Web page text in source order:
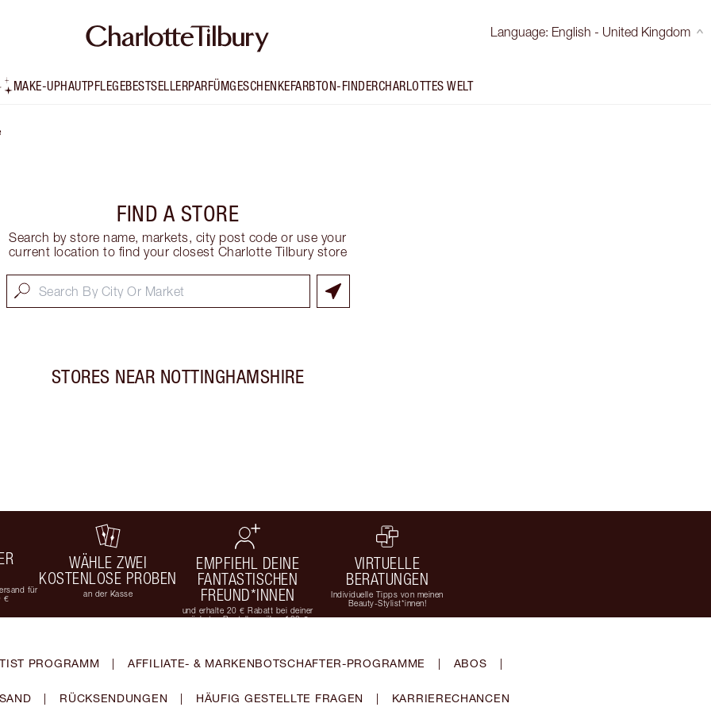
Language: English - United Kingdom
MAKE-UPHAUTPFLEGEBESTSELLERPARFÜMGESCHENKEFARBTON-FINDERCHARLOTTES WELT
FIND A STORE
Search by store name, markets, city post code or use your
current location to find your closest Charlotte Tilbury store
STORES NEAR NOTTINGHAMSHIRE
für
€
WÄHLE ZWEI
KOSTENLOSE PROBEN
an der Kasse
EMPFIEHL DEINE
FANTASTISCHEN
FREUND*INNEN
und erhalte 20 € Rabatt bei deiner
nächsten Bestellung über 100 €
VIRTUELLE
BERATUNGEN
Individuelle Tipps von meinen
Beauty-Stylist*innen!
PROGRAMM | AFFILIATE- & MARKENBOTSCHAFTER-PROGRAMME | ABOS |
| RÜCKSENDUNGEN | HÄUFIG GESTELLTE FRAGEN | KARRIERECHANCEN